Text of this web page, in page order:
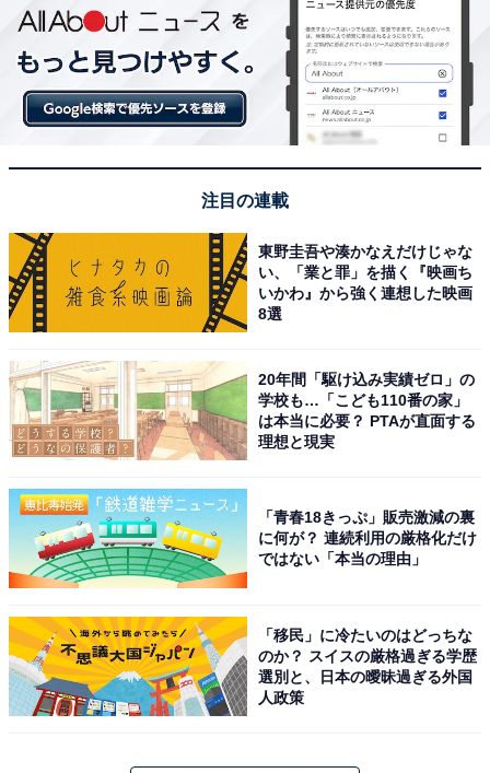
注目の連載
東野圭吾や湊かなえだけじゃな
い、「業と罪」を描く『映画ち
いかわ』から強く連想した映画
8選
20年間「駆け込み実績ゼロ」の
学校も…「こども110番の家」
は本当に必要？ PTAが直面する
理想と現実
「青春18きっぷ」販売激減の裏
に何が？ 連続利用の厳格化だけ
ではない「本当の理由」
「移民」に冷たいのはどっちな
のか？ スイスの厳格過ぎる学歴
選別と、日本の曖昧過ぎる外国
人政策